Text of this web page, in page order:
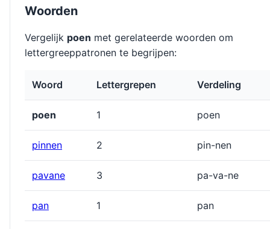
Woorden
Vergelijk poen met gerelateerde woorden om
lettergreeppatronen te begrijpen:
Woord Lettergrepen Verdeling
poen 1 poen
pinnen 2 pin-nen
pavane 3 pa-va-ne
pan 1 pan